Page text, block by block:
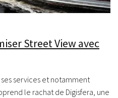
Street View avec
ses services et notamment
le rachat de Digisfera, une